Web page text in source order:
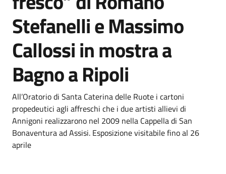
Stefanelli e Massimo
Callossi in mostra a
Bagno a Ripoli
Dettagli
Descrizione breve
All’Oratorio di Santa Caterina delle Ruote i cartoni
propedeutici agli affreschi che i due artisti allievi di
Annigoni realizzarono nel 2009 nella Cappella di San
Bonaventura ad Assisi. Esposizione visitabile fino al 26
aprile